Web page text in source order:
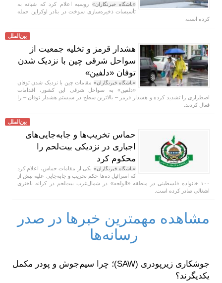
«باشگاه خبرنگاران» روسیه اعلام کرد که شبانه به
تأسیسات ذخیره‌سازی سوخت در بنادر اوکراین حمله
کرده است.
بین‌الملل
هشدار قرمز و تخلیه جمعیت از
سواحل شرقی چین با نزدیک شدن
توفان «دلفین»
«باشگاه خبرنگاران» مقامات چین با نزدیک شدن توفان
«دلفین» به سواحل شرقی این کشور، اقدامات
اضطراری را تشدید کرده و هشدار قرمز – بالاترین سطح در سیستم هشدار توفان – را
فعال کردند.
بین‌الملل
حماس تخریب‌ها و جابه‌جایی‌های
اجباری در نزدیکی بیت‌لحم را
محکوم کرد
«باشگاه خبرنگاران» یکی از مقامات حماس، اعلام کرد
که اسرائیل ده‌ها حکم تخریب و جابه‌جایی علیه بیش از
۱۰۰ خانواده فلسطینی در منطقه «الولجه» در شمال‌غرب بیت‌لحم در کرانه باختری
اشغالی صادر کرده است.
مشاهده مهمترین خبرها در صدر
رسانه‌ها
جوشکاری زیرپودری (SAW)؛ چرا سیم‌جوش و پودر مکمل
یکدیگرند؟